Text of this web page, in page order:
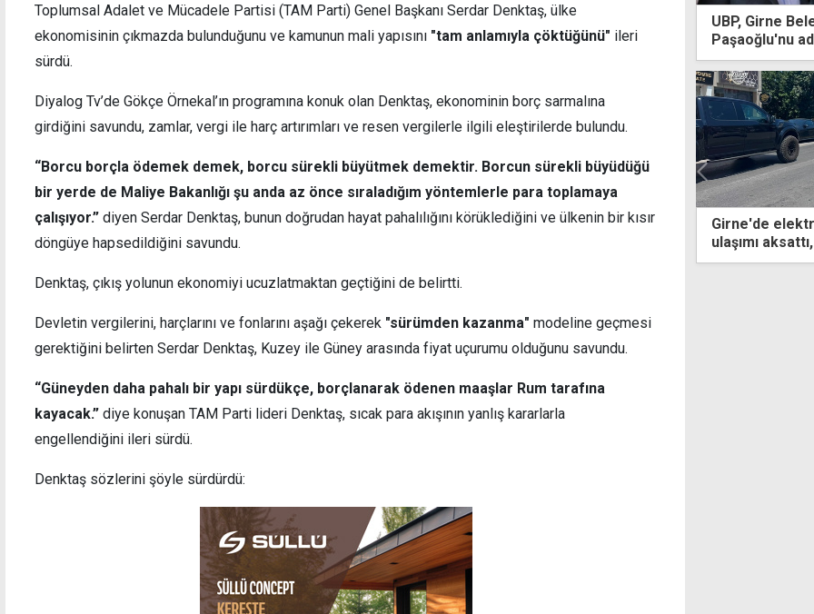
Toplumsal Adalet ve Mücadele Partisi (TAM Parti) Genel Başkanı Serdar Denktaş, ülke
ekonomisinin çıkmazda bulunduğunu ve kamunun mali yapısını "tam anlamıyla çöktüğünü" ileri
sürdü.
Diyalog Tv’de Gökçe Örnekal’ın programına konuk olan Denktaş, ekonominin borç sarmalına
girdiğini savundu, zamlar, vergi ile harç artırımları ve resen vergilerle ilgili eleştirilerde bulundu.
“Borcu borçla ödemek demek, borcu sürekli büyütmek demektir. Borcun sürekli büyüdüğü
bir yerde de Maliye Bakanlığı şu anda az önce sıraladığım yöntemlerle para toplamaya
çalışıyor.” diyen Serdar Denktaş, bunun doğrudan hayat pahalılığını körüklediğini ve ülkenin bir kısır
döngüye hapsedildiğini savundu.
Denktaş, çıkış yolunun ekonomiyi ucuzlatmaktan geçtiğini de belirtti.
Devletin vergilerini, harçlarını ve fonlarını aşağı çekerek "sürümden kazanma" modeline geçmesi
gerektiğini belirten Serdar Denktaş, Kuzey ile Güney arasında fiyat uçurumu olduğunu savundu.
“Güneyden daha pahalı bir yapı sürdükçe, borçlanarak ödenen maaşlar Rum tarafına
kayacak.” diye konuşan TAM Parti lideri Denktaş, sıcak para akışının yanlış kararlarla
engellendiğini ileri sürdü.
Denktaş sözlerini şöyle sürdürdü:
UBP, Girne
Paşaoğlu'nu
Dışişleri'nden AB'nin Kıbrıs Özel Temsilcisi
atamasına tepki
Girne'de elektrik direğine çarpan sürücü
HP'den KTTO
ekonomik